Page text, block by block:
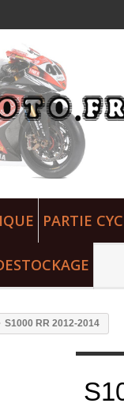
PARTIE
S1000 RR 2012-2014